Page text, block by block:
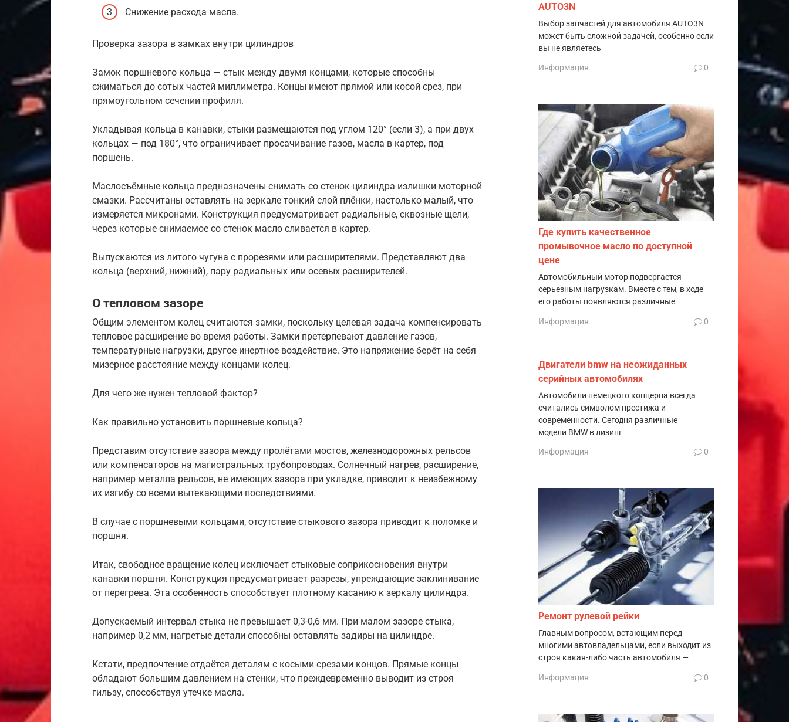
Снижение расхода масла.
Проверка зазора в замках внутри цилиндров
Замок поршневого кольца — стык между двумя концами, которые способны
сжиматься до сотых частей миллиметра. Концы имеют прямой или косой срез, при
прямоугольном сечении профиля.
Укладывая кольца в канавки, стыки размещаются под углом 120° (если 3), а при двух
кольцах — под 180°, что ограничивает просачивание газов, масла в картер, под
поршень.
Маслосъёмные кольца предназначены снимать со стенок цилиндра излишки моторной
смазки. Рассчитаны оставлять на зеркале тонкий слой плёнки, настолько малый, что
измеряется микронами. Конструкция предусматривает радиальные, сквозные щели,
через которые снимаемое со стенок масло сливается в картер.
Выпускаются из литого чугуна с прорезями или расширителями. Представляют два
кольца (верхний, нижний), пару радиальных или осевых расширителей.
О тепловом зазоре
Общим элементом колец считаются замки, поскольку целевая задача компенсировать
тепловое расширение во время работы. Замки претерпевают давление газов,
температурные нагрузки, другое инертное воздействие. Это напряжение берёт на себя
мизерное расстояние между концами колец.
Для чего же нужен тепловой фактор?
Как правильно установить поршневые кольца?
Представим отсутствие зазора между пролётами мостов, железнодорожных рельсов
или компенсаторов на магистральных трубопроводах. Солнечный нагрев, расширение,
например металла рельсов, не имеющих зазора при укладке, приводит к неизбежному
их изгибу со всеми вытекающими последствиями.
В случае с поршневыми кольцами, отсутствие стыкового зазора приводит к поломке и
поршня.
Итак, свободное вращение колец исключает стыковые соприкосновения внутри
канавки поршня. Конструкция предусматривает разрезы, упреждающие заклинивание
от перегрева. Эта особенность способствует плотному касанию к зеркалу цилиндра.
Допускаемый интервал стыка не превышает 0,3-0,6 мм. При малом зазоре стыка,
например 0,2 мм, нагретые детали способны оставлять задиры на цилиндре.
Кстати, предпочтение отдаётся деталям с косыми срезами концов. Прямые концы
обладают большим давлением на стенки, что преждевременно выводит из строя
гильзу, способствуя утечке масла.
AUTO3N
Выбор запчастей для автомобиля AUTO3N
может быть сложной задачей, особенно если
вы не являетесь
Информация 0
Где купить качественное
промывочное масло по доступной
цене
Автомобильный мотор подвергается
серьезным нагрузкам. Вместе с тем, в ходе
его работы появляются различные
Информация 0
Двигатели bmw на неожиданных
серийных автомобилях
Автомобили немецкого концерна всегда
считались символом престижа и
современности. Сегодня различные
модели BMW в лизинг
Информация 0
Ремонт рулевой рейки
Главным вопросом, встающим перед
многими автовладельцами, если выходит из
строя какая-либо часть автомобиля —
Информация 0